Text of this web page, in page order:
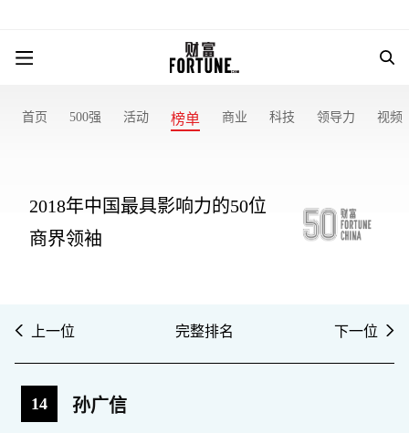
首页 500强 活动 榜单 商业 科技 领导力 视频
2018年中国最具影响力的50位
商界领袖
上一位 完整排名 下一位
14 孙广信